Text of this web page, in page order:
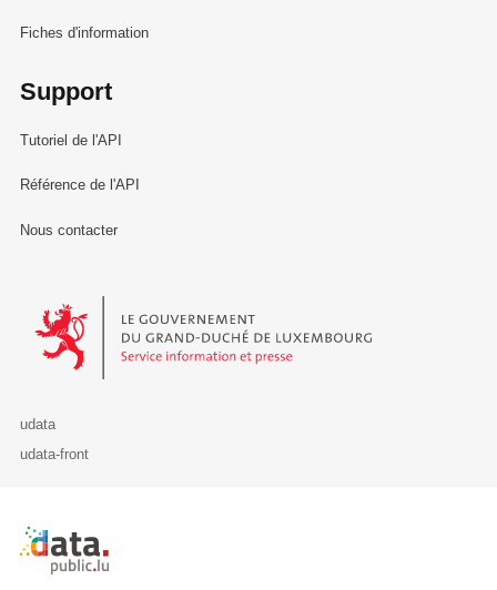
Fiches d'information
Support
Tutoriel de l'API
Référence de l'API
Nous contacter
Le Gouvernement du Grand-Duché de Luxembourg - Service
udata
udata-front
Retour à l'accueil de data.public.lu